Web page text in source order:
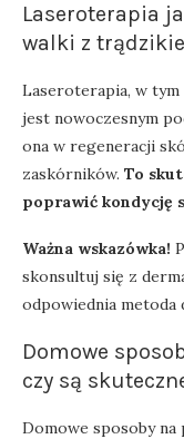
Laseroterapia
walki z
Laseroterapia, w tym
jest nowoczesnym
ona w regeneracji
zaskórników. To
poprawić kondycję
Ważna wskazówka!
skonsultuj się z
odpowiednia metoda
Domowe
czy są
Domowe sposoby